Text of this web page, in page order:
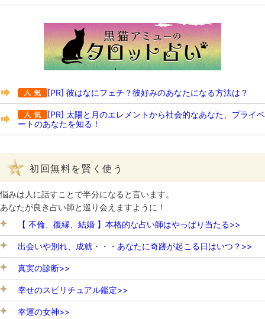
[PR] 彼はなにフェチ？彼好みのあなたになる方法は？
[PR] 太陽と月のエレメントから社会的なあなた、プライベ
ートのあなたを知る！
初回無料を賢く使う
悩みは人に話すことで半分になると言います。
あなたが良き占い師と巡り会えますように！
【 不倫、復縁、結婚 】本格的な占い師はやっぱり当たる>>
出会いや別れ、成就・・・あなたに奇跡が起こる日はいつ？>>
真実の診断>>
幸せのスピリチュアル鑑定>>
幸運の女神>>